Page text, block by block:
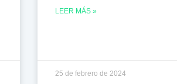
LEER MÁS »
25 de febrero de 2024